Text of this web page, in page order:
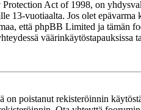
Act of 1998, on
13-vuotiaalta. Jos olet
että phpBB Limited ja tämän
väärinkäytöstapauksissa
poistanut rekisteröinnin